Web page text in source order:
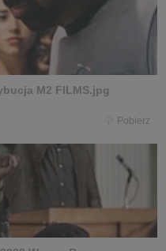
M2 FILMS.jpg
Pobierz